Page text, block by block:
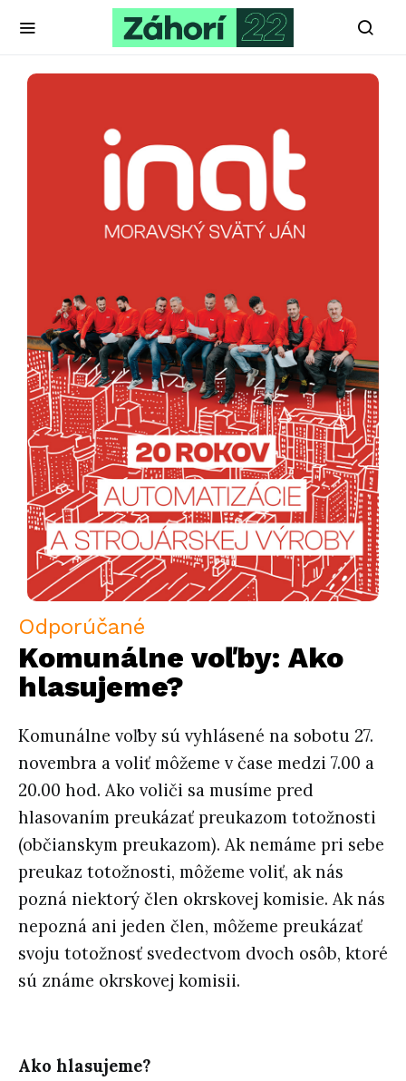
Odporúčané
Komunálne voľby: Ako
hlasujeme?
Komunálne voľby sú vyhlásené na sobotu 27.
novembra a voliť môžeme v čase medzi 7.00 a
20.00 hod. Ako voliči sa musíme pred
hlasovaním preukázať preukazom totožnosti
(občianskym preukazom). Ak nemáme pri sebe
preukaz totožnosti, môžeme voliť, ak nás
pozná niektorý člen okrskovej komisie. Ak nás
nepozná ani jeden člen, môžeme preukázať
svoju totožnosť svedectvom dvoch osôb, ktoré
sú známe okrskovej komisii.
Ako hlasujeme?